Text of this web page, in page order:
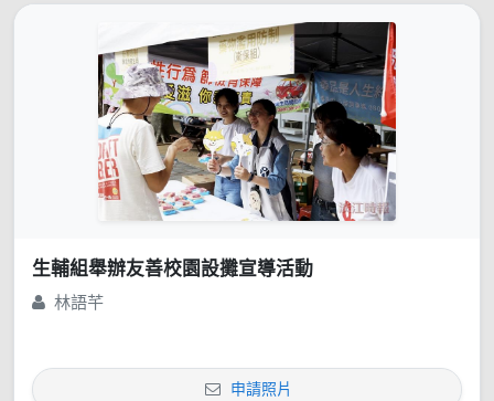
生輔組舉辦友善校園設攤宣導活動
林語芊
申請照片